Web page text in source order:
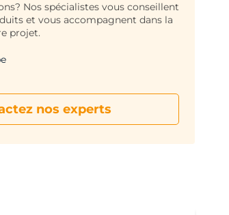
Nos spécialistes vous conseillent
et vous accompagnent dans la
projet.
nos experts